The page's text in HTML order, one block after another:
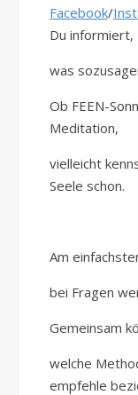
Facebook/
Du informiert,
was
Ob FEEN-
Meditation,
vielleicht
Seele schon.
Am
bei Fragen
Gemeinsam
welche
empfehle